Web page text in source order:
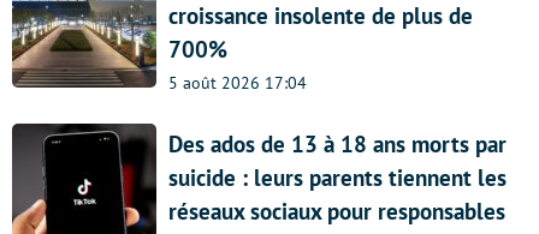
croissance insolente de plus de
700%
5 août 2026 17:04
Des ados de 13 à 18 ans morts par
suicide : leurs parents tiennent les
réseaux sociaux pour responsables